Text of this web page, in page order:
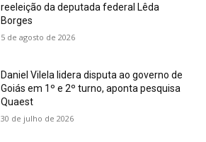
reeleição da deputada federal Lêda
Borges
5 de agosto de 2026
Daniel Vilela lidera disputa ao governo de
Goiás em 1º e 2º turno, aponta pesquisa
Quaest
30 de julho de 2026